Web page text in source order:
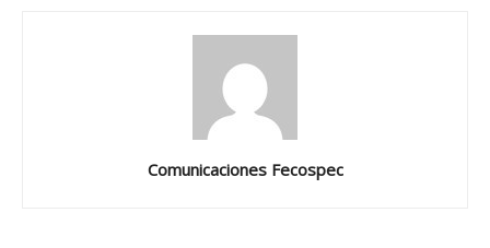
Comunicaciones Fecospec